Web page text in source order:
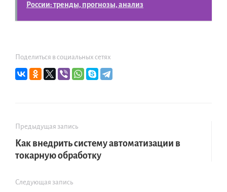
России: тренды, прогнозы, анализ
Поделиться в социальных сетях
Предыдущая запись
Как внедрить систему автоматизации в
токарную обработку
Следующая запись